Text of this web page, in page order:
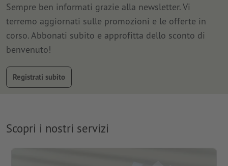
Sempre ben informati grazie alla newsletter. Vi
terremo aggiornati sulle promozioni e le offerte in
corso. Abbonati subito e approfitta dello sconto di
benvenuto!
Registrati subito
Scopri i nostri servizi